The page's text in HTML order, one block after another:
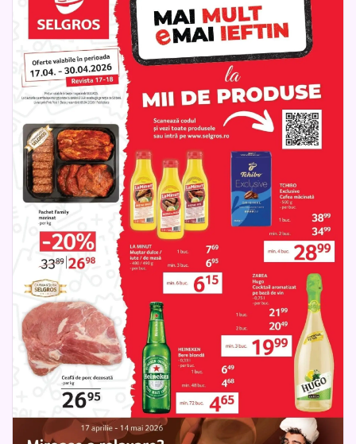
produse de igienă personală, cum ar fi săpunul și periuțele
de dinți. Catalogul Selgros poate fi consultat cu ușurință,
oferind comercianților oportunitatea de a beneficia de
oferte competitive și de a-și dezvolta afacerea cu produse
de calitate, transformând Selgros într-un partener de
încredere pentru succesul lor.